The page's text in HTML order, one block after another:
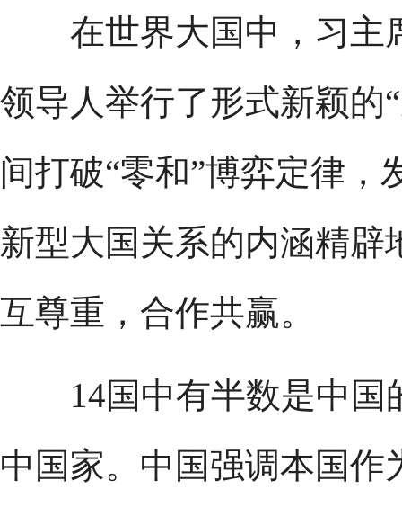
在世界大国中，习主
领导人举行了形式新颖的
间打破“零和”博弈定律
新型大国关系的内涵精
互尊重，合作共赢。
14国中有半数是中国
中国家。中国强调本国